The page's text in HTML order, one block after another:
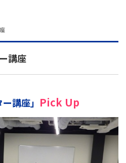
講座
講座」 Pick Up